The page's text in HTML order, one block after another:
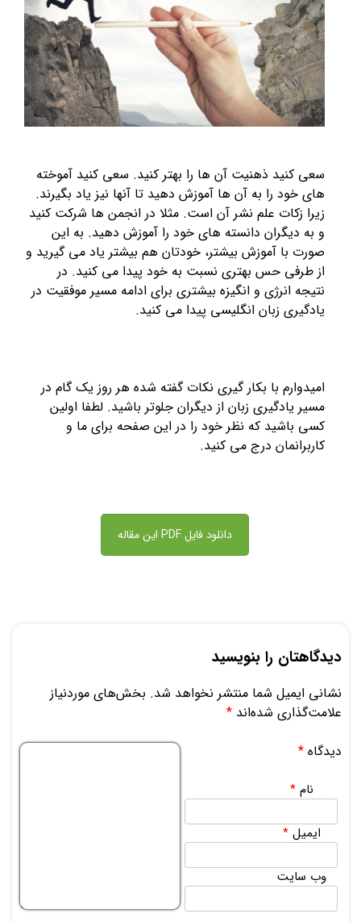
سعی کنید ذهنیت آن ها را بهتر کنید. سعی کنید آموخته
های خود را به آن ها آموزش دهید تا آنها نیز یاد بگیرند.
زیرا زکات علم نشر آن است. مثلا در انجمن ها شرکت کنید
و به دیگران دانسته های خود را آموزش دهید. به این
صورت با آموزش بیشتر، خودتان هم بیشتر یاد می گیرید و
از طرفی حس بهتری نسبت به خود پیدا می کنید. در
نتیجه انرژی و انگیزه بیشتری برای ادامه مسیر موفقیت در
یادگیری زبان انگلیسی پیدا می کنید.
امیدوارم با بکار گیری نکات گفته شده هر روز یک گام در
مسیر یادگیری زبان از دیگران جلوتر باشید. لطفا اولین
کسی باشید که نظر خود را در این صفحه برای ما و
کاربرانمان درج می کنید.
دانلود فایل PDF این مقاله
دیدگاهتان را بنویسید
نشانی ایمیل شما منتشر نخواهد شد. بخش‌های موردنیاز
علامت‌گذاری شده‌اند *
دیدگاه *
نام*
ایمیل*
وب‌ سایت